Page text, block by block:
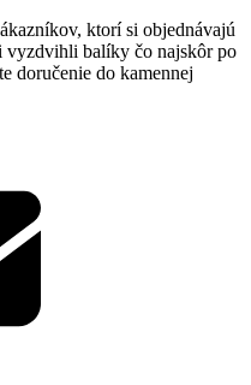
ktorí si objednávajú
vyzdvihli balíky čo najskôr po
doručenie do kamennej